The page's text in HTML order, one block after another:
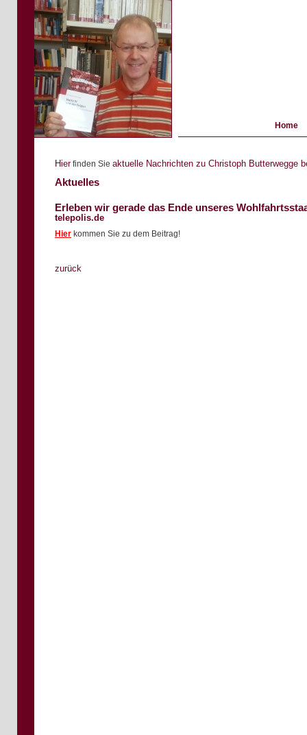
Home
Hierfinden Sie aktuelle Nachrichten zu Christoph Butterwegge
Aktuelles
Erleben wir gerade das Ende unseres
telepolis.de
Hier kommen Sie zu dem Beitrag!
zurück